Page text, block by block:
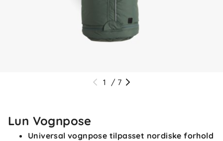
1 / 7
Lun Vognpose
Universal vognpose tilpasset nordiske forhold